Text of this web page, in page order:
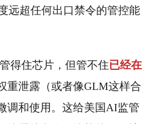
远超任何出口禁令的管控能
得住芯片，但管不住已经在
重泄露（或者像GLM这样合
调和使用。这给美国AI监管